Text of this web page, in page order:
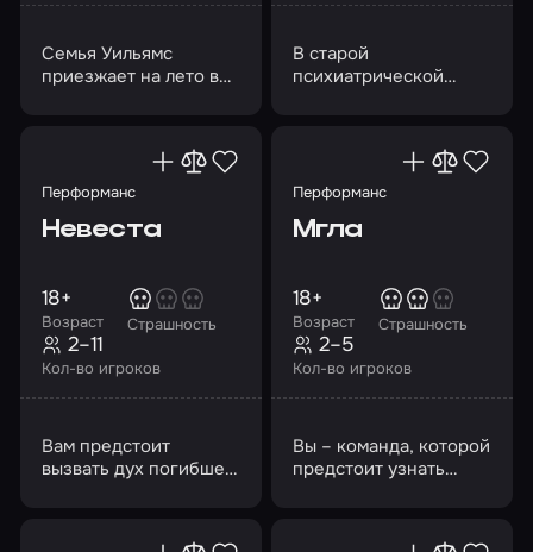
Семья Уильямс
приезжает на лето в
В старой
психиатрической
Перформанс
Невеста
Возраст
18+
Страшность
Кол-во игроков
2–11
Вам предстоит
вызвать дух погибшей
Перформанс
Мгла
Возраст
18+
Страшность
Кол-во игроков
2–5
Вы – команда, которой
предстоит узнать